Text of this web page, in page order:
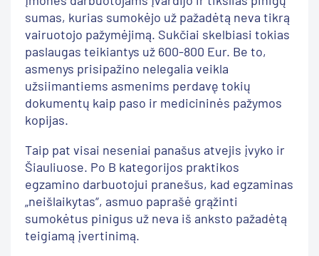
sumas, kurias sumokėjo už pažadėtą neva tikrą
vairuotojo pažymėjimą. Sukčiai skelbiasi tokias
paslaugas teikiantys už 600-800 Eur. Be to,
asmenys prisipažino nelegalia veikla
užsiimantiems asmenims perdavę tokių
dokumentų kaip paso ir medicininės pažymos
kopijas.
Taip pat visai neseniai panašus atvejis įvyko ir
Šiauliuose. Po B kategorijos praktikos
egzamino darbuotojui pranešus, kad egzaminas
„neišlaikytas“, asmuo paprašė grąžinti
sumokėtus pinigus už neva iš anksto pažadėtą
teigiamą įvertinimą.